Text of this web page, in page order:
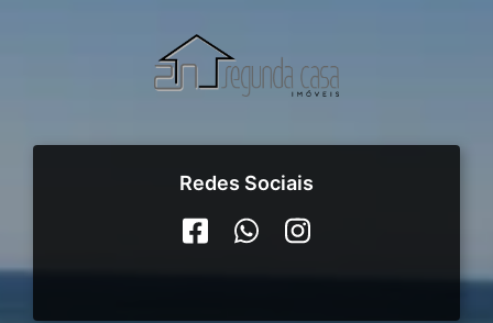
Redes Sociais